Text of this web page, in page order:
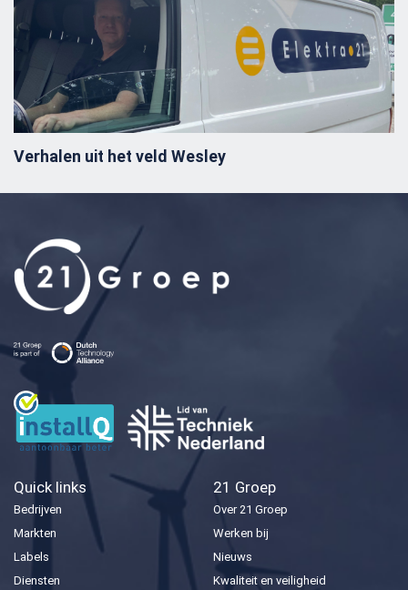
Verhalen uit het veld Wesley
Quick links
Bedrijven
Markten
Labels
Diensten
21 Groep
Over 21 Groep
Werken bij
Nieuws
Kwaliteit en veiligheid